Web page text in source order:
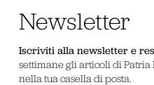
Newsletter
Iscriviti alla newsletter e
settimane gli articoli di
nella tua casella di posta.